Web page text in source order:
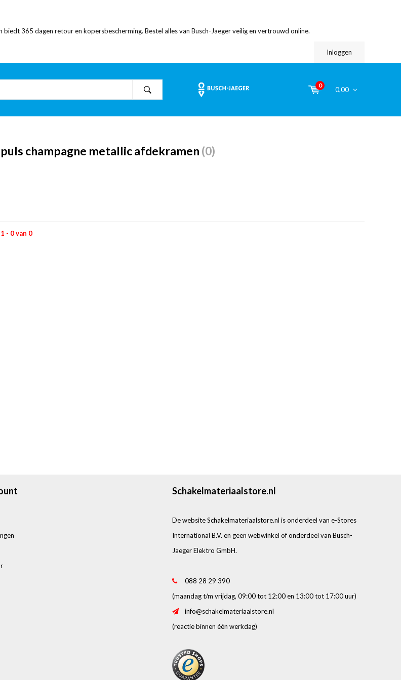
365 dagen retour en kopersbescherming. Bestel alles van Busch-Jaeger veilig en vertrouwd online.
Inloggen
0
0,00
champagne metallic afdekramen (0)
- 0 van 0
Schakelmateriaalstore.nl
De website Schakelmateriaalstore.nl is onderdeel van e-Stores
International B.V. en geen webwinkel of onderdeel van Busch-
Jaeger Elektro GmbH.
088 28 29 390
(maandag t/m vrijdag, 09:00 tot 12:00 en 13:00 tot 17:00 uur)
info@schakelmateriaalstore.nl
(reactie binnen één werkdag)